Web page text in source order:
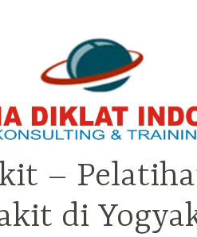
–
di